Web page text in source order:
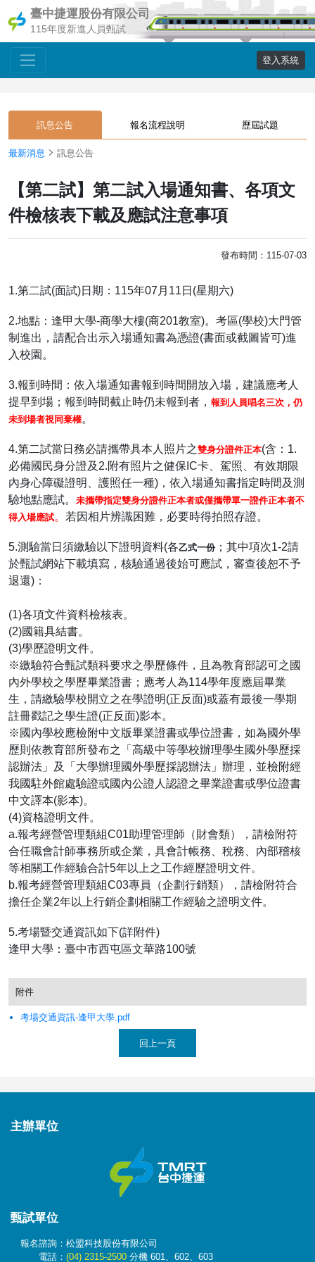
臺中捷運股份有限公司
115年度新進人員甄試
登入系統
訊息公告 報名流程說明 歷屆試題
最新消息 訊息公告
【第二試】第二試入場通知書、各項文
件檢核表下載及應試注意事項
發布時間：115-07-03
1.第二試(面試)日期：115年07月11日(星期六)
2.地點：逢甲大學-商學大樓(商201教室)。考區(學校)大門管
制進出，請配合出示入場通知書為憑證(書面或截圖皆可)進
入校園。
3.報到時間：依入場通知書報到時間開放入場，建議應考人
提早到場；報到時間截止時仍未報到者， 報到人員唱名三次，仍
未到場者視同棄權。
4.第二試當日務必請攜帶具本人照片之雙身分證件正本(含：1.
必備國民身分證及2.附有照片之健保IC卡、駕照、有效期限
內身心障礙證明、護照任一種)，依入場通知書指定時間及測
驗地點應試。 未攜帶指定雙身分證件正本者或僅攜帶單一證件正本者不
得入場應試。 若因相片辨識困難，必要時得拍照存證。
5.測驗當日須繳驗以下證明資料(各乙式一份；其中項次1-2請
於甄試網站下載填寫，核驗通過後始可應試，審查後恕不予
退還)：
(1)各項文件資料檢核表。
(2)國籍具結書。
(3)學歷證明文件。
※繳驗符合甄試類科要求之學歷條件，且為教育部認可之國
內外學校之學歷畢業證書；應考人為114學年度應屆畢業
生，請繳驗學校開立之在學證明(正反面)或蓋有最後一學期
註冊戳記之學生證(正反面)影本。
※國內學校應檢附中文版畢業證書或學位證書，如為國外學
歷則依教育部所發布之「高級中等學校辦理學生國外學歷採
認辦法」及「大學辦理國外學歷採認辦法」辦理，並檢附經
我國駐外館處驗證或國內公證人認證之畢業證書或學位證書
中文譯本(影本)。
(4)資格證明文件。
a.報考經營管理類組C01助理管理師（財會類），請檢附符
合任職會計師事務所或企業，具會計帳務、稅務、內部稽核
等相關工作經驗合計5年以上之工作經歷證明文件。
b.報考經營管理類組C03專員（企劃行銷類），請檢附符合
擔任企業2年以上行銷企劃相關工作經驗之證明文件。
5.考場暨交通資訊如下(詳附件)
逢甲大學：臺中市西屯區文華路100號
附件
考場交通資訊-逢甲大學.pdf
回上一頁
主辦單位
甄試單位
報名諮詢：松盟科技股份有限公司
電話：(04) 2315-2500 分機 601、602、603